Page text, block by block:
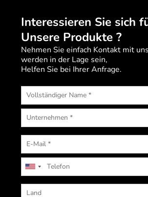
Interessieren Sie sich
Unsere Produkte ?
Nehmen Sie einfach Kontakt mit
werden in der Lage sein,
Helfen Sie bei Ihrer Anfrage.
U
i